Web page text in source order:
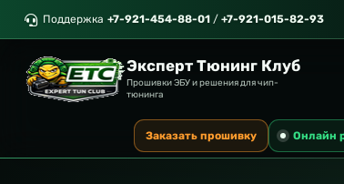
Поддержка +7-921-454-88-01 / +7-921-015-82-93
Эксперт Тюнинг Клуб
Прошивки ЭБУ и решения для чип-
тюнинга
Заказать прошивку Онлайн